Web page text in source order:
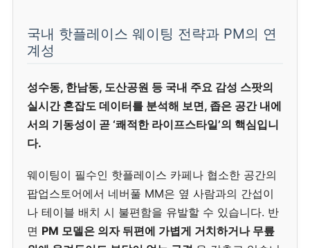
국내 핫플레이스 웨이팅 전략과 PM의 연
계성
성수동, 한남동, 도산공원 등 국내 주요 감성 스팟의
실시간 혼잡도 데이터를 분석해 보면, 좁은 공간 내에
서의 기동성이 곧 ‘쾌적한 라이프스타일’의 핵심입니
다.
웨이팅이 필수인 핫플레이스 카페나 협소한 공간의
팝업스토어에서 네버풀 MM은 옆 사람과의 간섭이
나 테이블 배치 시 불편함을 유발할 수 있습니다. 반
면 PM 모델은 의자 뒤편에 가볍게 거치하거나 무릎